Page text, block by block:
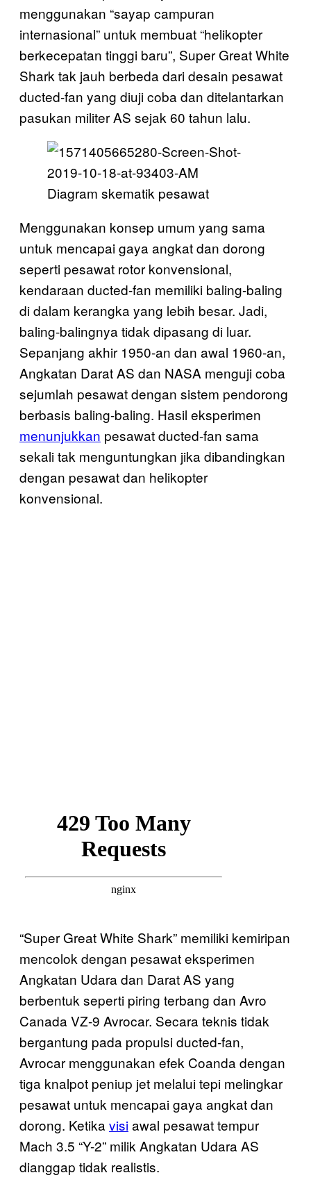
menggunakan “sayap campuran
internasional” untuk membuat “helikopter
berkecepatan tinggi baru”, Super Great White
Shark tak jauh berbeda dari desain pesawat
ducted-fan yang diuji coba dan ditelantarkan
pasukan militer AS sejak 60 tahun lalu.
Diagram skematik pesawat
Menggunakan konsep umum yang sama
untuk mencapai gaya angkat dan dorong
seperti pesawat rotor konvensional,
kendaraan ducted-fan memiliki baling-baling
di dalam kerangka yang lebih besar. Jadi,
baling-balingnya tidak dipasang di luar.
Sepanjang akhir 1950-an dan awal 1960-an,
Angkatan Darat AS dan NASA menguji coba
sejumlah pesawat dengan sistem pendorong
berbasis baling-baling. Hasil eksperimen
menunjukkan pesawat ducted-fan sama
sekali tak menguntungkan jika dibandingkan
dengan pesawat dan helikopter
konvensional.
“Super Great White Shark” memiliki kemiripan
mencolok dengan pesawat eksperimen
Angkatan Udara dan Darat AS yang
berbentuk seperti piring terbang dan Avro
Canada VZ-9 Avrocar. Secara teknis tidak
bergantung pada propulsi ducted-fan,
Avrocar menggunakan efek Coanda dengan
tiga knalpot peniup jet melalui tepi melingkar
pesawat untuk mencapai gaya angkat dan
dorong. Ketika visiawal pesawat tempur
Mach 3.5 “Y-2” milik Angkatan Udara AS
dianggap tidak realistis.